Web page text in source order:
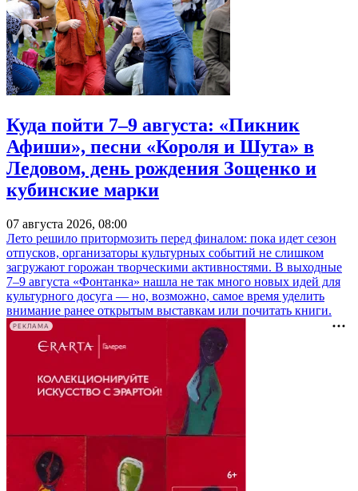
Куда пойти 7–9 августа: «Пикник
Афиши», песни «Короля и Шута» в
Ледовом, день рождения Зощенко и
кубинские марки
07 августа 2026, 08:00
Лето решило притормозить перед финалом: пока идет сезон
отпусков, организаторы культурных событий не слишком
загружают горожан творческими активностями. В выходные
7–9 августа «Фонтанка» нашла не так много новых идей для
культурного досуга — но, возможно, самое время уделить
внимание ранее открытым выставкам или почитать книги.
РЕКЛАМА